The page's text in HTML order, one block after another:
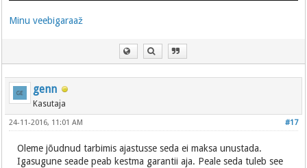
Minu veebigaraaž
genn
Kasutaja
#17
24-11-2016, 11:01 AM
Oleme jõudnud tarbimis ajastusse seda ei maksa unustada.
Igasugune seade peab kestma garantii aja. Peale seda tuleb see